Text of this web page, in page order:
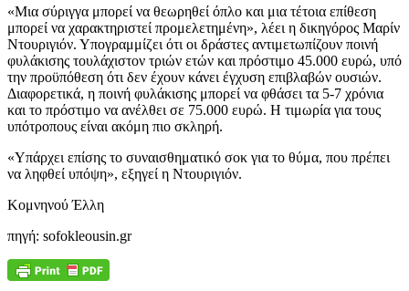
«Μια σύριγγα μπορεί να θεωρηθεί όπλο και μια τέτοια επίθεση
μπορεί να χαρακτηριστεί προμελετημένη», λέει η δικηγόρος Μαρίν
Ντουριγιόν. Υπογραμμίζει ότι οι δράστες αντιμετωπίζουν ποινή
φυλάκισης τουλάχιστον τριών ετών και πρόστιμο 45.000 ευρώ, υπό
την προϋπόθεση ότι δεν έχουν κάνει έγχυση επιβλαβών ουσιών.
Διαφορετικά, η ποινή φυλάκισης μπορεί να φθάσει τα 5-7 χρόνια
και το πρόστιμο να ανέλθει σε 75.000 ευρώ. Η τιμωρία για τους
υπότροπους είναι ακόμη πιο σκληρή.
«Υπάρχει επίσης το συναισθηματικό σοκ για το θύμα, που πρέπει
να ληφθεί υπόψη», εξηγεί η Ντουριγιόν.
Κομνηνού Έλλη
πηγή: sofokleousin.gr